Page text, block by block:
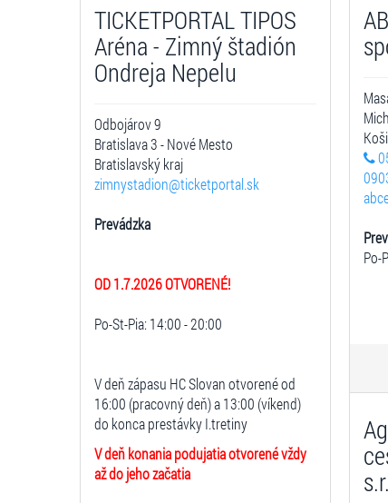
TICKETPORTAL TIPOS
Aréna - Zimný štadión
Ondreja Nepelu
Odbojárov 9
Bratislava 3 - Nové Mesto
Bratislavský kraj
zimnystadion@ticketportal.sk
Prevádzka
OD 1.7.2026 OTVORENÉ!
Po-St-Pia: 14:00 - 20:00
V deň zápasu HC Slovan otvorené od
16:00 (pracovný deň) a 13:00 (víkend)
do konca prestávky I.tretiny
V deň konania podujatia otvorené vždy
až do jeho začatia
Po-